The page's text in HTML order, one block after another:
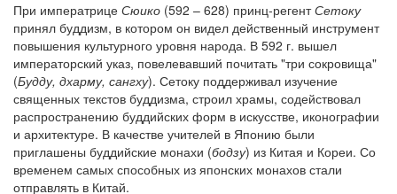
При императрице Сюико (592 – 628) принц-регентСетоку
принял буддизм, в котором он видел действенный инструмент
повышения культурного уровня народа. В 592 г. вышел
императорский указ, повелевавший почитать "три сокровища"
(Будду, дхарму, сангху). Сетоку поддерживал изучение
священных текстов буддизма, строил храмы, содействовал
распространению буддийских форм в искусстве, иконографии
и архитектуре. В качестве учителей в Японию были
приглашены буддийские монахи (бодзу) из Китая и Кореи. Со
временем самых способных из японских монахов стали
отправлять в Китай.